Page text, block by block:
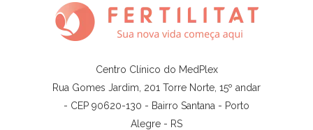
Centro Clínico do MedPlex
Rua Gomes Jardim, 201 Torre Norte, 15º andar
- CEP 90620-130 - Bairro Santana - Porto
Alegre - RS